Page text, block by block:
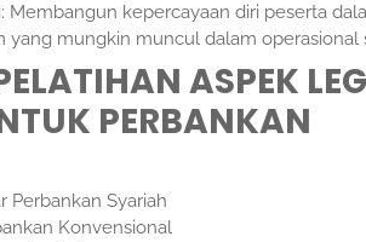
Membangun kepercayaan diri peserta
yang mungkin muncul dalam operasional
ASPEK
PERBANKAN
Perbankan Syariah
Konvensional